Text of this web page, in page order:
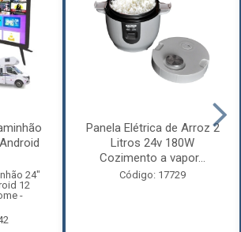
24"
12
-
Panela Elétrica de Arroz 2
Litros 24v 180W
Cozimento a vapor...
Código: 17729